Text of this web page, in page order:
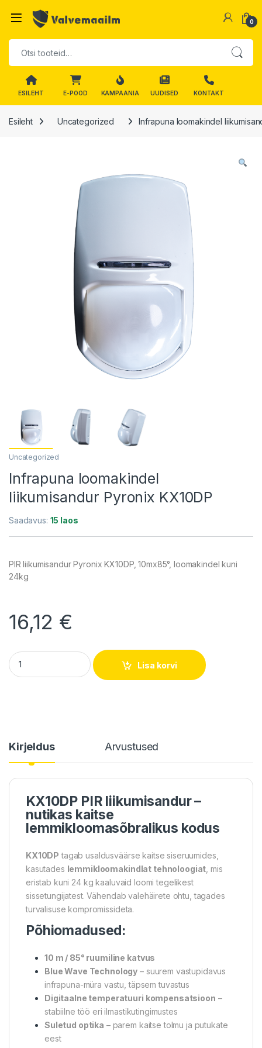
0
Otsi:
ESILEHT E-POOD KAMPAANIA UUDISED KONTAKT
Esileht Uncategorized Infrapuna loomakindel
Uncategorized
Infrapuna loomakindel
liikumisandur Pyronix KX10DP
Saadavus: 15 laos
PIR liikumisandur Pyronix KX10DP, 10mx85°, loomakindel kuni
24kg
16,12 €
Infrapuna loomakindel liikumisandur Pyronix KX10DP quantity
Lisa korvi
Kirjeldus Arvustused
KX10DP PIR liikumisandur –
nutikas kaitse
lemmikloomasõbralikus kodus
KX10DP tagab usaldusväärse kaitse siseruumides,
kasutades lemmikloomakindlat tehnoloogiat , mis
eristab kuni 24 kg kaaluvaid loomi tegelikest
sissetungijatest. Vähendab valehäirete ohtu, tagades
turvalisuse kompromissideta.
Põhiomadused:
10 m / 85° ruumiline katvus
Blue Wave Technology – suurem vastupidavus
infrapuna-müra vastu, täpsem tuvastus
Digitaalne temperatuuri kompensatsioon –
stabiilne töö eri ilmastikutingimustes
Suletud optika – parem kaitse tolmu ja putukate
eest